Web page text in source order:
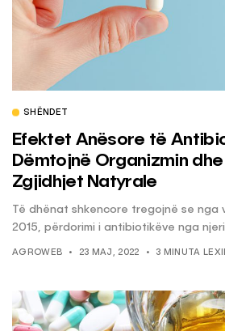
SHËNDET
Efektet Anësore të
Dëmtojnë Organizmin
Zgjidhjet Natyrale
Të dhënat shkencore tregojnë se nga
2015, përdorimi i antibiotikëve nga
AGROWEB 23 MAJ, 2022 3 MINUTA